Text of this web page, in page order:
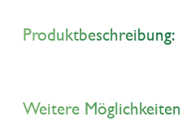
Produktbeschreibung:
Weitere